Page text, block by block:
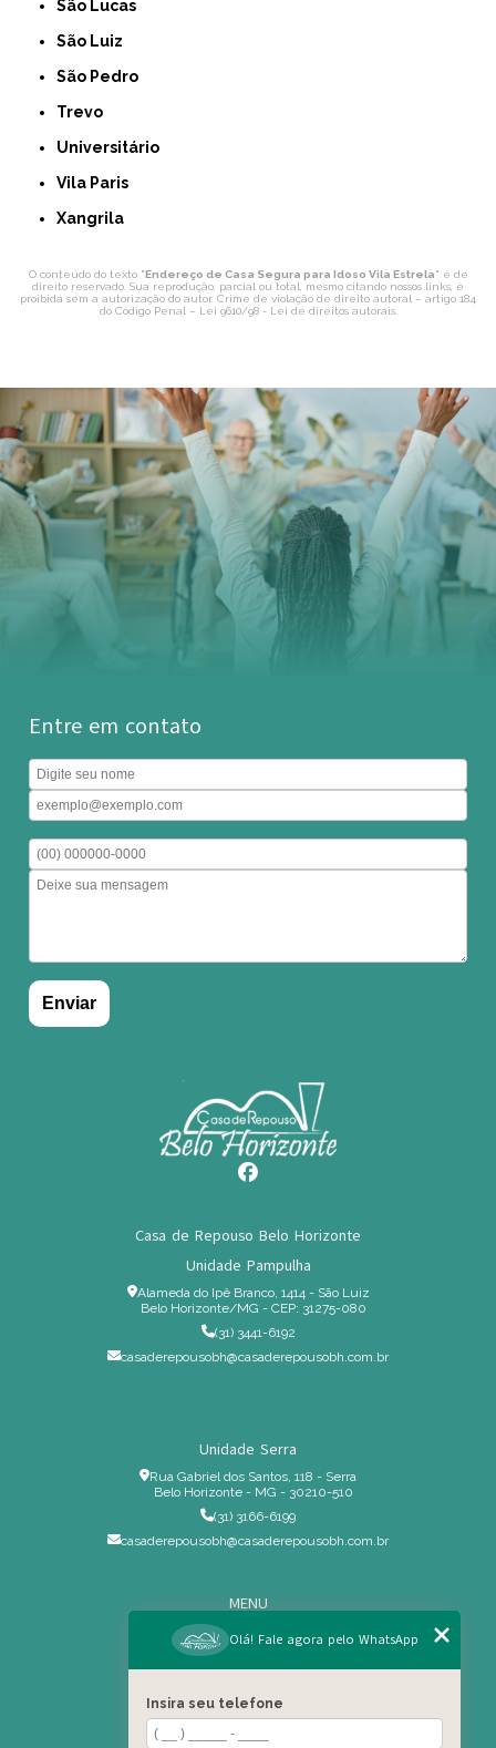
São Lucas
São Luiz
São Pedro
Trevo
Universitário
Vila Paris
Xangrila
O conteúdo do texto "Endereço de Casa Segura para Idoso Vila Estrela" é de
direito reservado. Sua reprodução, parcial ou total, mesmo citando nossos links, é
proibida sem a autorização do autor. Crime de violação de direito autoral – artigo 184
do Código Penal – Lei 9610/98 - Lei de direitos autorais.
Entre em contato
Casa de Repouso Belo Horizonte
Unidade Pampulha
Alameda do Ipê Branco, 1414 - São Luiz
Belo Horizonte/MG - CEP: 31275-080
(31) 3441-6192
casaderepousobh@casaderepousobh.com.br
Unidade Serra
Rua Gabriel dos Santos, 118 - Serra
Belo Horizonte - MG - 30210-510
(31) 3166-6199
casaderepousobh@casaderepousobh.com.br
MENU
Home
Institucional
Serviços Especiais
Olá! Fale agora pelo WhatsApp
Insira seu telefone